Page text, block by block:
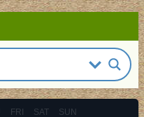
FRI SAT SUN